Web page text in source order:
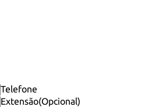
Telefone
Extensão(Opcional)